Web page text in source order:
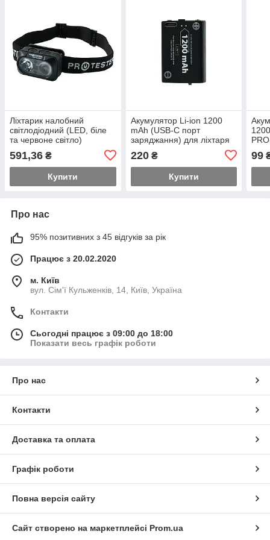
Ліхтарик налобний
світлодіодний (LED, біле
та червоне світло)
сенсором PROTESTER
PRO-HL0600S
591,36 ₴
Купити
Акумулятор Li-ion 1200
mAh (USB-C порт
заряджання) для ліхтаря
PROTESTER AKB-PRO-
HL0550S
220₴
Купити
99
Про нас
95% позитивних з 45 відгуків за рік
Працює з 20.02.2020
м. Київ
вул. Сім'ї Кульженків, 14, Київ, Україна
Контакти
Сьогодні працює з 09:00 до 18:00
Показати весь графік роботи
Про нас
Контакти
Доставка та оплата
Графік роботи
Повна версія сайту
Сайт створено на маркетплейсі Prom.ua